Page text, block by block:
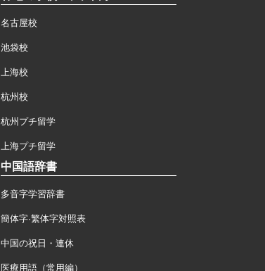
名古屋校
池袋校
上海校
杭州校
杭州プチ留学
上海プチ留学
中国語辞書
多音字学習辞書
簡体字·繁体字対照表
中国の祝日・連休
医療用語（常用編）